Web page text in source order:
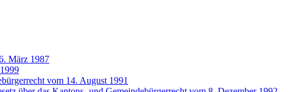
März 1987
vom 14. August 1991